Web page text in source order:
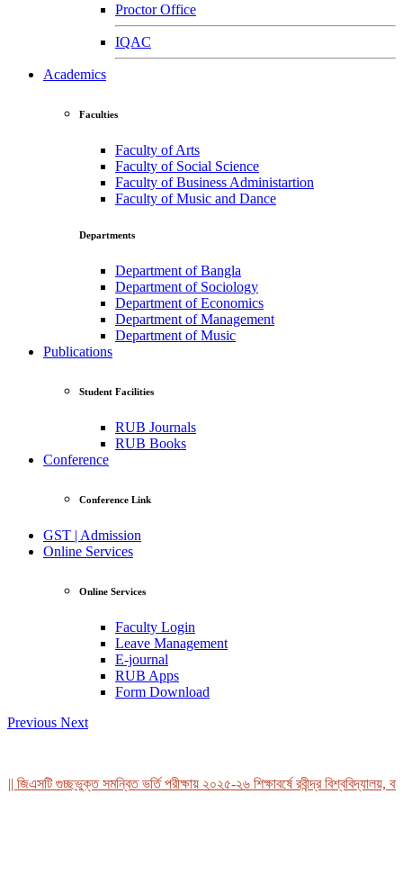
Proctor Office
IQAC
Academics
Faculties
Faculty of Arts
Faculty of Social Science
Faculty of Business Administartion
Faculty of Music and Dance
Departments
Department of Bangla
Department of Sociology
Department of Economics
Department of Management
Department of Music
Publications
Student Facilities
RUB Journals
RUB Books
Conference
Conference Link
GST | Admission
Online Services
Online Services
Faculty Login
Leave Management
E-journal
RUB Apps
Form Download
Previous Next
গুচ্ছভুক্ত সমন্বিত ভর্তি পরীক্ষায় ২০২৫-২৬ শিক্ষাবর্ষে রবীন্দ্র বিশ্ববিদ্যালয়,